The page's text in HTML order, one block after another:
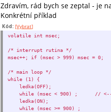
Zdravím, rád bych se zeptal - je
Konkrétní příklad
Kód:[Vybrat]
volatile int msec;
/* interrupt rutina */
msec++; if (msec > 999) msec = 0;
/* main loop */
while (1) {
ledka(OFF);
while (msec < 900) ; // <----
ledka(ON);
while (msec >= 900) ;